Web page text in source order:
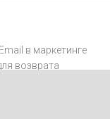
в маркетинге
возврата